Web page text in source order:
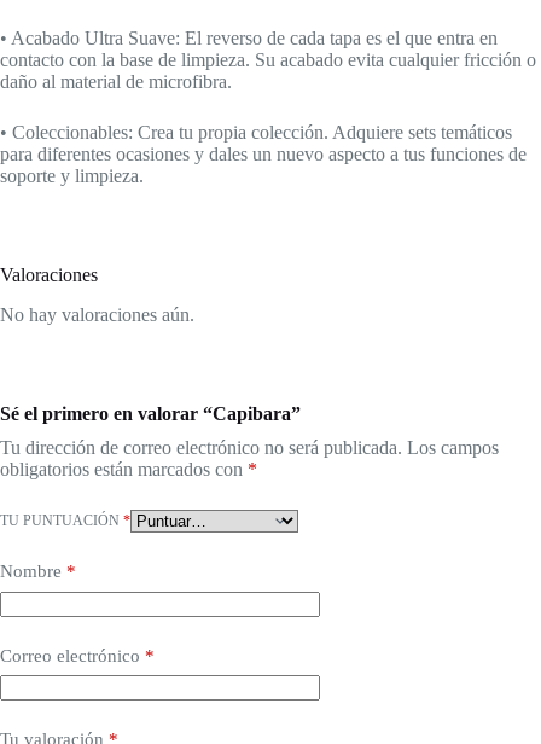
• Acabado Ultra Suave: El reverso de cada tapa es el que entra en
contacto con la base de limpieza. Su acabado evita cualquier fricción o
daño al material de microfibra.
• Coleccionables: Crea tu propia colección. Adquiere sets temáticos
para diferentes ocasiones y dales un nuevo aspecto a tus funciones de
soporte y limpieza.
Valoraciones
No hay valoraciones aún.
Sé el primero en valorar “Capibara”
Tu dirección de correo electrónico no será publicada. Los campos
obligatorios están marcados con *
TU PUNTUACIÓN *
Nombre *
Correo electrónico *
Tu valoración *